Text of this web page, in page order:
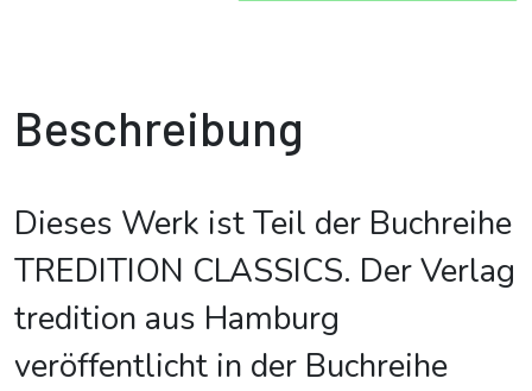
Beschreibung
Dieses Werk ist Teil der Buchreihe
TREDITION CLASSICS. Der Verlag
tredition aus Hamburg
veröffentlicht in der Buchreihe